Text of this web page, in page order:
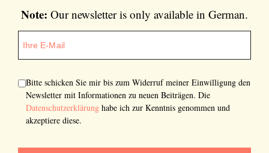
Note: Our newsletter is only available in German.
Bitte schicken Sie mir bis zum Widerruf meiner Einwilligung den
Newsletter mit Informationen zu neuen Beiträgen. Die
Datenschutzerklärung habe ich zur Kenntnis genommen und
akzeptiere diese.
Newsletter
things? Subscribe to our newsletter now.